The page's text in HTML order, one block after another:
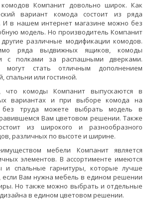
Компанит довольно широк. Как
вариант комода состоит из ряда
в нашем интернет магазине можно без
модель. Но производитель Компанит
различные модификации комодов.
ряда выдвижных ящиков, комоды
с полками за распашными дверками.
стать отличным дополнением
спальни или гостиной.
что комоды Компанит выпускаются в
вариантах и при выборе комода на
труда можете выбрать модель в
Вам цветовом решении. Также
из широкого и разнообразного
различных по высоте и ширине.
мебели Компанит является
элементов. В ассортименте имеются
и спальные гарнитуры, которые лучше
если Вам нужна мебель в едином решении
Но также можно выбрать и отдельные
в едином цветовом решении.